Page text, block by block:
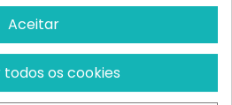
Chicken
46,96 €
Aceitar
todos os cookies